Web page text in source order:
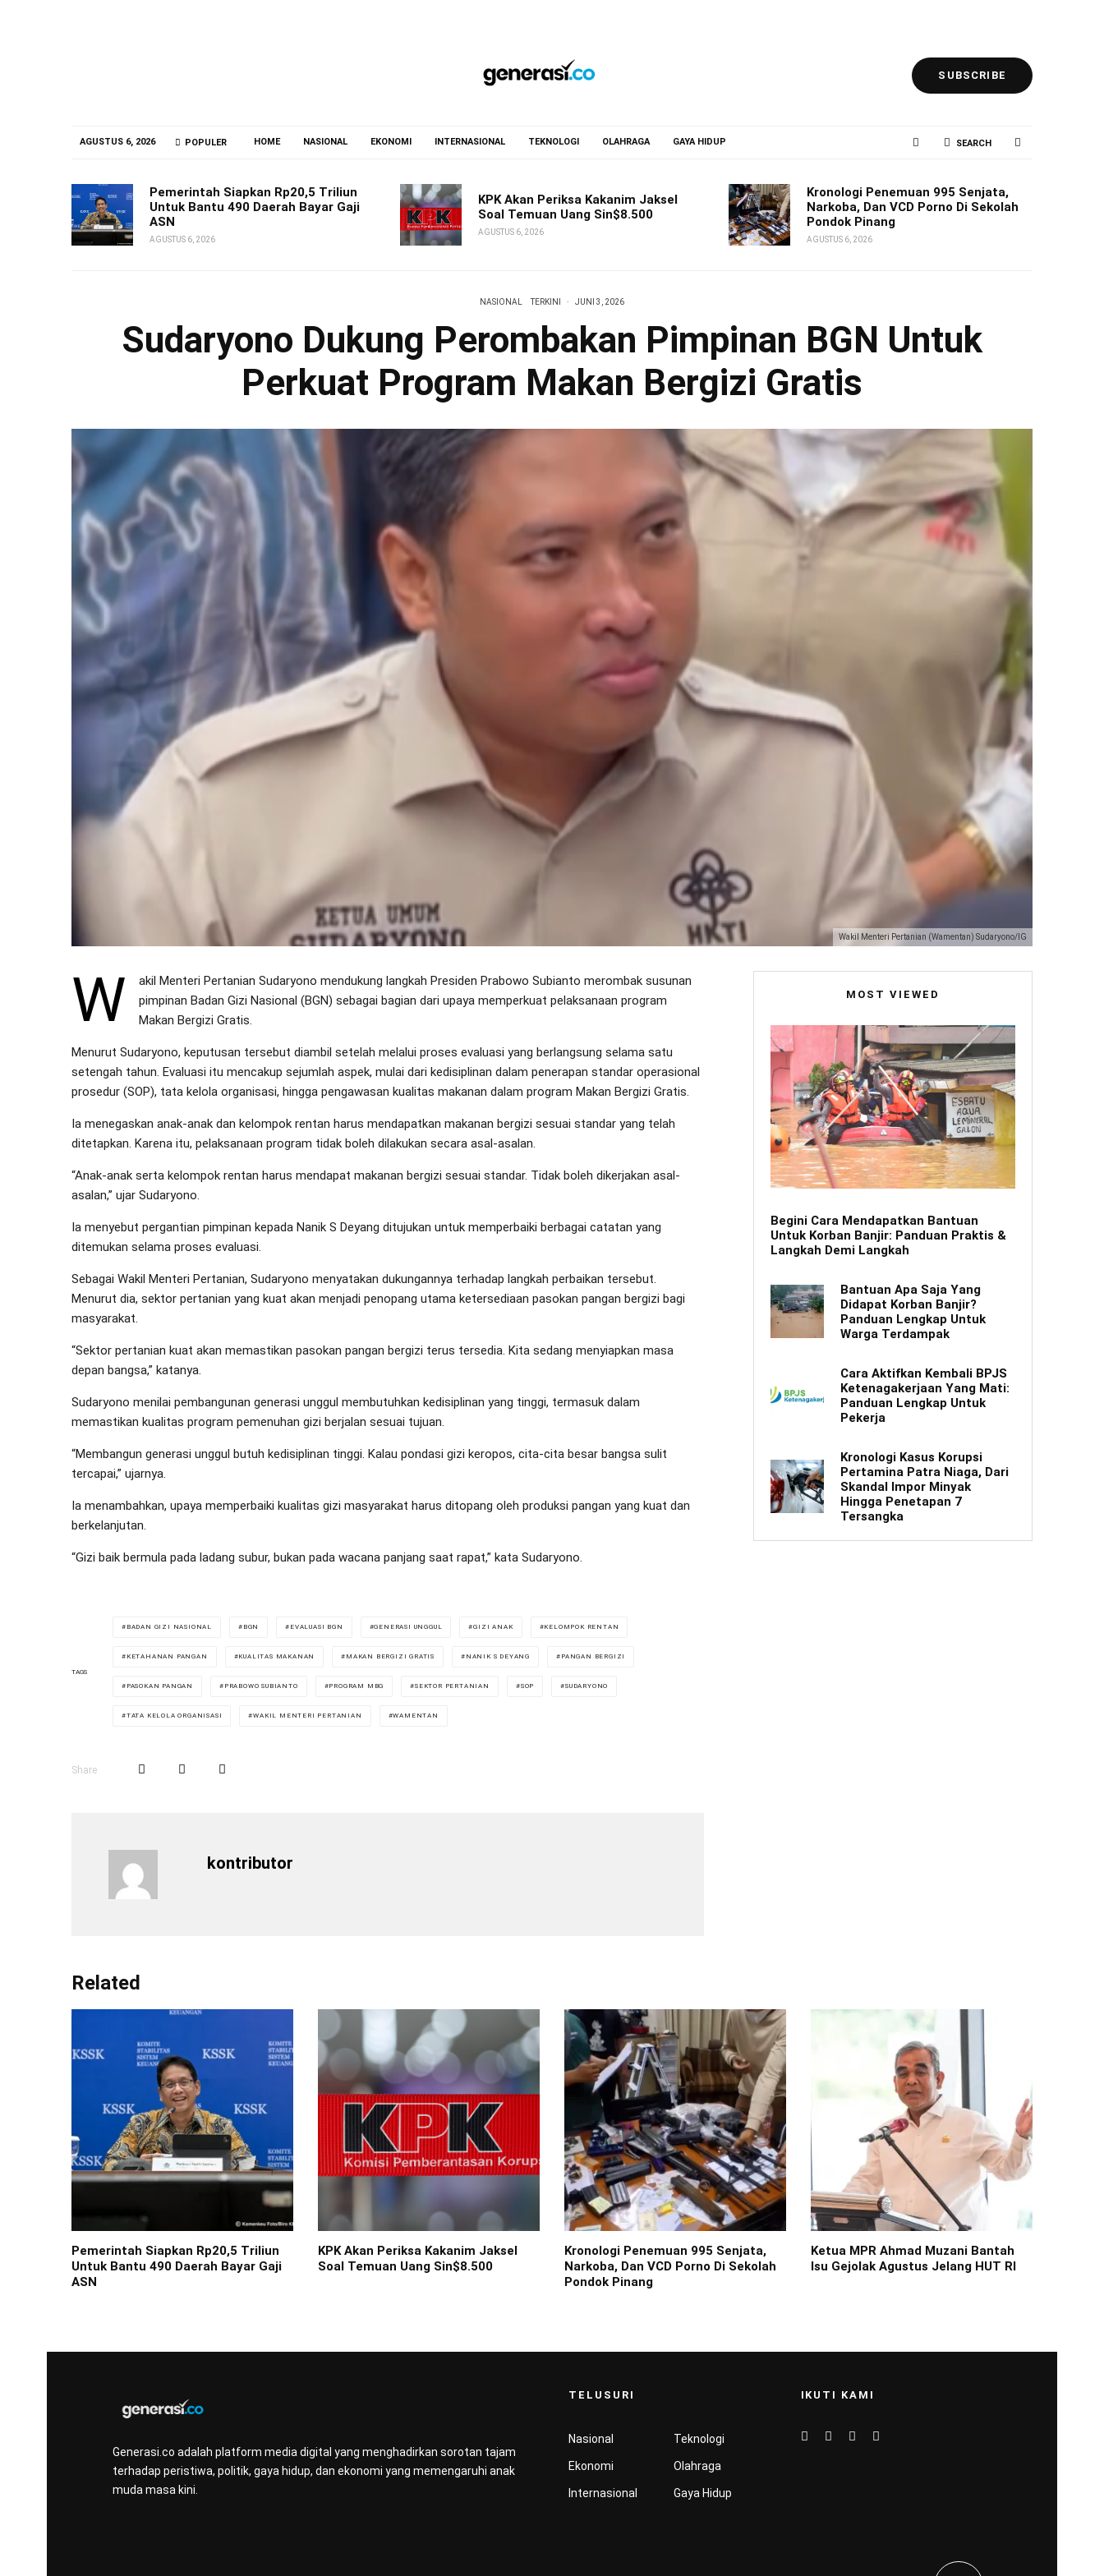
SUBSCRIBE
AGUSTUS 6, 2026 POPULER HOME NASIONAL EKONOMI INTERNASIONAL TEKNOLOGI OLAHRAGA GAYA HIDUP SEARCH
Pemerintah Siapkan Rp20,5 Triliun
Untuk Bantu 490 Daerah Bayar Gaji
ASN
AGUSTUS 6, 2026
KPK Akan Periksa Kakanim Jaksel
Soal Temuan Uang Sin$8.500
AGUSTUS 6, 2026
Kronologi Penemuan 995 Senjata,
Narkoba, Dan VCD Porno Di Sekolah
Pondok Pinang
AGUSTUS 6, 2026
NASIONAL TERKINI · JUNI 3, 2026
Sudaryono Dukung Perombakan Pimpinan BGN Untuk
Perkuat Program Makan Bergizi Gratis
Wakil Menteri Pertanian (Wamentan) Sudaryono/IG
W
akil Menteri Pertanian Sudaryono mendukung langkah Presiden Prabowo Subianto merombak susunan
pimpinan Badan Gizi Nasional (BGN) sebagai bagian dari upaya memperkuat pelaksanaan program
Makan Bergizi Gratis.
Menurut Sudaryono, keputusan tersebut diambil setelah melalui proses evaluasi yang berlangsung selama satu
setengah tahun. Evaluasi itu mencakup sejumlah aspek, mulai dari kedisiplinan dalam penerapan standar operasional
prosedur (SOP), tata kelola organisasi, hingga pengawasan kualitas makanan dalam program Makan Bergizi Gratis.
Ia menegaskan anak-anak dan kelompok rentan harus mendapatkan makanan bergizi sesuai standar yang telah
ditetapkan. Karena itu, pelaksanaan program tidak boleh dilakukan secara asal-asalan.
“Anak-anak serta kelompok rentan harus mendapat makanan bergizi sesuai standar. Tidak boleh dikerjakan asal-
asalan,” ujar Sudaryono.
Ia menyebut pergantian pimpinan kepada Nanik S Deyang ditujukan untuk memperbaiki berbagai catatan yang
ditemukan selama proses evaluasi.
Sebagai Wakil Menteri Pertanian, Sudaryono menyatakan dukungannya terhadap langkah perbaikan tersebut.
Menurut dia, sektor pertanian yang kuat akan menjadi penopang utama ketersediaan pasokan pangan bergizi bagi
masyarakat.
“Sektor pertanian kuat akan memastikan pasokan pangan bergizi terus tersedia. Kita sedang menyiapkan masa
depan bangsa,” katanya.
Sudaryono menilai pembangunan generasi unggul membutuhkan kedisiplinan yang tinggi, termasuk dalam
memastikan kualitas program pemenuhan gizi berjalan sesuai tujuan.
“Membangun generasi unggul butuh kedisiplinan tinggi. Kalau pondasi gizi keropos, cita-cita besar bangsa sulit
tercapai,” ujarnya.
Ia menambahkan, upaya memperbaiki kualitas gizi masyarakat harus ditopang oleh produksi pangan yang kuat dan
berkelanjutan.
“Gizi baik bermula pada ladang subur, bukan pada wacana panjang saat rapat,” kata Sudaryono.
TAGS
BADAN GIZI NASIONAL BGN EVALUASI BGN GENERASI UNGGUL GIZI ANAK KELOMPOK RENTAN
KETAHANAN PANGAN KUALITAS MAKANAN MAKAN BERGIZI GRATIS NANIK S DEYANG PANGAN BERGIZI
PASOKAN PANGAN PRABOWO SUBIANTO PROGRAM MBG SEKTOR PERTANIAN SOP SUDARYONO
TATA KELOLA ORGANISASI WAKIL MENTERI PERTANIAN WAMENTAN
Share
kontributor
MOST VIEWED
Begini Cara Mendapatkan Bantuan
Untuk Korban Banjir: Panduan Praktis &
Langkah Demi Langkah
Bantuan Apa Saja Yang
Didapat Korban Banjir?
Panduan Lengkap Untuk
Warga Terdampak
Cara Aktifkan Kembali BPJS
Ketenagakerjaan Yang Mati:
Panduan Lengkap Untuk
Pekerja
Kronologi Kasus Korupsi
Pertamina Patra Niaga, Dari
Skandal Impor Minyak
Hingga Penetapan 7
Tersangka
Related
Pemerintah Siapkan Rp20,5 Triliun
Untuk Bantu 490 Daerah Bayar Gaji
ASN
KPK Akan Periksa Kakanim Jaksel
Soal Temuan Uang Sin$8.500
Kronologi Penemuan 995 Senjata,
Narkoba, Dan VCD Porno Di Sekolah
Pondok Pinang
Ketua MPR Ahmad Muzani Bantah
Isu Gejolak Agustus Jelang HUT RI
Generasi.co adalah platform media digital yang menghadirkan sorotan tajam
terhadap peristiwa, politik, gaya hidup, dan ekonomi yang memengaruhi anak
muda masa kini.
TELUSURI
Nasional
Ekonomi
Internasional
Teknologi
Olahraga
Gaya Hidup
IKUTI KAMI